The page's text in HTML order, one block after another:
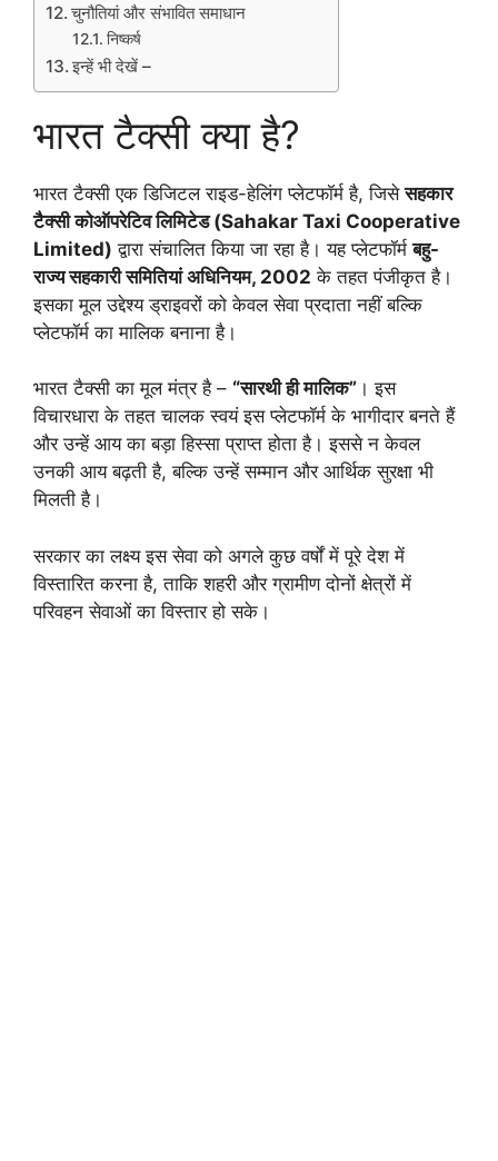
चुनौतियां और संभावित समाधान
निष्कर्ष
इन्हें भी देखें –
भारत टैक्सी क्या है?
भारत टैक्सी एक डिजिटल राइड-हेलिंग प्लेटफॉर्म है, जिसेसहकार
टैक्सी कोऑपरेटिव लिमिटेड (Sahakar Taxi Cooperative
Limited) द्वारा संचालित किया जा रहा है। यह प्लेटफॉर्मबहु-
राज्य सहकारी समितियां अधिनियम, 2002 के तहत पंजीकृत है।
इसका मूल उद्देश्य ड्राइवरों को केवल सेवा प्रदाता नहीं बल्कि
प्लेटफॉर्म का मालिक बनाना है।
भारत टैक्सी का मूल मंत्र है – “सारथी ही मालिक” । इस
विचारधारा के तहत चालक स्वयं इस प्लेटफॉर्म के भागीदार बनते हैं
और उन्हें आय का बड़ा हिस्सा प्राप्त होता है। इससे न केवल
उनकी आय बढ़ती है, बल्कि उन्हें सम्मान और आर्थिक सुरक्षा भी
मिलती है।
सरकार का लक्ष्य इस सेवा को अगले कुछ वर्षों में पूरे देश में
विस्तारित करना है, ताकि शहरी और ग्रामीण दोनों क्षेत्रों में
परिवहन सेवाओं का विस्तार हो सके।